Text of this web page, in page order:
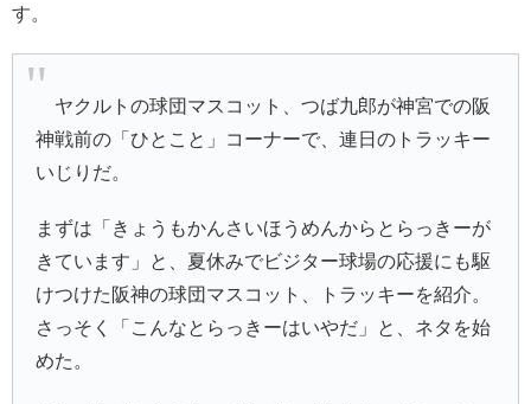
す。
ヤクルトの球団マスコット、つば九郎が神宮での阪
神戦前の「ひとこと」コーナーで、連日のトラッキー
いじりだ。
まずは「きょうもかんさいほうめんからとらっきーが
きています」と、夏休みでビジター球場の応援にも駆
けつけた阪神の球団マスコット、トラッキーを紹介。
さっそく「こんなとらっきーはいやだ」と、ネタを始
めた。